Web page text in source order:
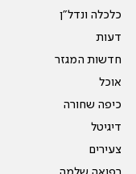
כלכלה ונדל"ן
דעות
חדשות המגזר
אוכל
כיפה שחורה
דיגיטל
צעירים